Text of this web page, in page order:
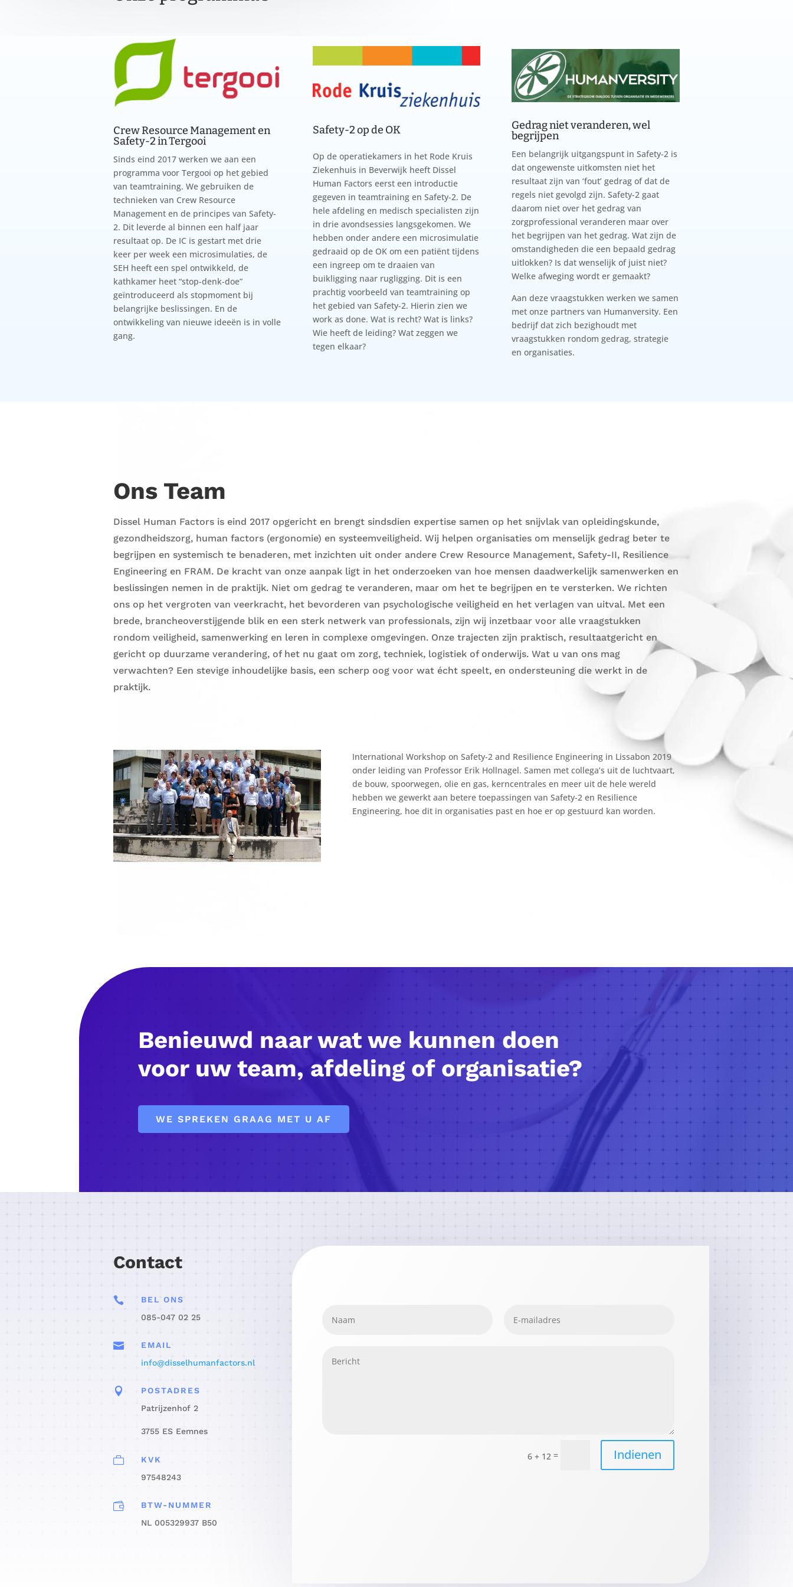
Crew Resource Management en
Safety-2 in Tergooi
Sinds eind 2017 werken we aan een
programma voor Tergooi op het gebied
van teamtraining. We gebruiken de
technieken van Crew Resource
Management en de principes van Safety-
2. Dit leverde al binnen een half jaar
resultaat op. De IC is gestart met drie
keer per week een microsimulaties, de
SEH heeft een spel ontwikkeld, de
kathkamer heet “stop-denk-doe”
geïntroduceerd als stopmoment bij
belangrijke beslissingen. En de
ontwikkeling van nieuwe ideeën is in volle
gang.
Safety-2 op de OK
Op de operatiekamers in het Rode Kruis
Ziekenhuis in Beverwijk heeft Dissel
Human Factors eerst een introductie
gegeven in teamtraining en Safety-2. De
hele afdeling en medisch specialisten zijn
in drie avondsessies langsgekomen. We
hebben onder andere een microsimulatie
gedraaid op de OK om een patiënt tijdens
een ingreep om te draaien van
buikligging naar rugligging. Dit is een
prachtig voorbeeld van teamtraining op
het gebied van Safety-2. Hierin zien we
work as done. Wat is recht? Wat is links?
Wie heeft de leiding? Wat zeggen we
tegen elkaar?
Gedrag niet veranderen, wel
begrijpen
Een belangrijk uitgangspunt in Safety-2 is
dat ongewenste uitkomsten niet het
resultaat zijn van ‘fout’ gedrag of dat de
regels niet gevolgd zijn. Safety-2 gaat
daarom niet over het gedrag van
zorgprofessional veranderen maar over
het begrijpen van het gedrag. Wat zijn de
omstandigheden die een bepaald gedrag
uitlokken? Is dat wenselijk of juist niet?
Welke afweging wordt er gemaakt?
Aan deze vraagstukken werken we samen
met onze partners van Humanversity. Een
bedrijf dat zich bezighoudt met
vraagstukken rondom gedrag, strategie
en organisaties.
Ons Team
Dissel Human Factors is eind 2017 opgericht en brengt sindsdien expertise samen op het snijvlak van opleidingskunde,
gezondheidszorg, human factors (ergonomie) en systeemveiligheid. Wij helpen organisaties om menselijk gedrag beter te
begrijpen en systemisch te benaderen, met inzichten uit onder andere Crew Resource Management, Safety-II, Resilience
Engineering en FRAM. De kracht van onze aanpak ligt in het onderzoeken van hoe mensen daadwerkelijk samenwerken en
beslissingen nemen in de praktijk. Niet om gedrag te veranderen, maar om het te begrijpen en te versterken. We richten
ons op het vergroten van veerkracht, het bevorderen van psychologische veiligheid en het verlagen van uitval. Met een
brede, brancheoverstijgende blik en een sterk netwerk van professionals, zijn wij inzetbaar voor alle vraagstukken
rondom veiligheid, samenwerking en leren in complexe omgevingen. Onze trajecten zijn praktisch, resultaatgericht en
gericht op duurzame verandering, of het nu gaat om zorg, techniek, logistiek of onderwijs. Wat u van ons mag
verwachten? Een stevige inhoudelijke basis, een scherp oog voor wat écht speelt, en ondersteuning die werkt in de
praktijk.
International Workshop on Safety-2 and Resilience Engineering in Lissabon 2019
onder leiding van Professor Erik Hollnagel. Samen met collega’s uit de luchtvaart,
de bouw, spoorwegen, olie en gas, kerncentrales en meer uit de hele wereld
hebben we gewerkt aan betere toepassingen van Safety-2 en Resilience
Engineering, hoe dit in organisaties past en hoe er op gestuurd kan worden.
Benieuwd naar wat we kunnen doen
voor uw team, afdeling of organisatie?
WE SPREKEN GRAAG MET U AF
Contact

BEL ONS
085-047 02 25

EMAIL
info@disselhumanfactors.nl

POSTADRES
Patrijzenhof 2
3755 ES Eemnes

KVK
97548243

BTW-NUMMER
NL 005329937 B50
6 + 12 = Indienen